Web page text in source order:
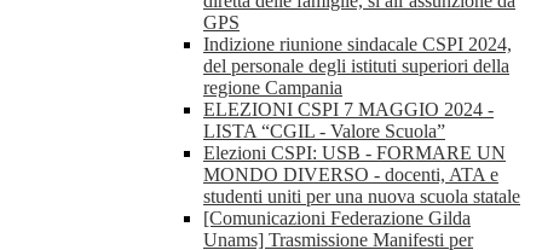
GPS
Indizione riunione sindacale CSPI 2024,
del personale degli istituti superiori della
regione Campania
ELEZIONI CSPI 7 MAGGIO 2024 -
LISTA “CGIL - Valore Scuola”
Elezioni CSPI: USB - FORMARE UN
MONDO DIVERSO - docenti, ATA e
studenti uniti per una nuova scuola statale
[Comunicazioni Federazione Gilda
Unams] Trasmissione Manifesti per